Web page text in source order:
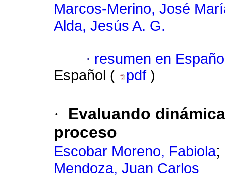
Marcos-Merino, José
Alda, Jesús A. G.
· resumen en
Español (
pdf )
·
Evaluando
proceso
Escobar Moreno, Fabiola;
Mendoza, Juan Carlos